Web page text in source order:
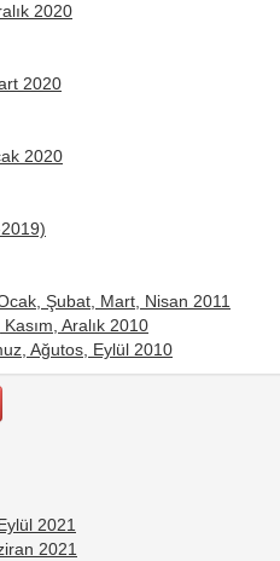
2020
2020
2020
Şubat, Mart, Nisan 2011
Aralık 2010
Ağutos, Eylül 2010
2021
2021